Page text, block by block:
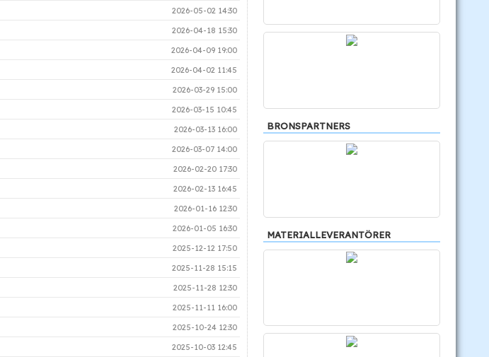
2026-05-02 14:30
2026-04-18 15:30
2026-04-09 19:00
2026-04-02 11:45
2026-03-29 15:00
2026-03-15 10:45
2026-03-13 16:00
2026-03-07 14:00
2026-02-20 17:30
2026-02-13 16:45
2026-01-16 12:30
2026-01-05 16:30
2025-12-12 17:50
2025-11-28 15:15
2025-11-28 12:30
2025-11-11 16:00
2025-10-24 12:30
2025-10-03 12:45
BRONSPARTNERS
MATERIALLEVERANTÖRER